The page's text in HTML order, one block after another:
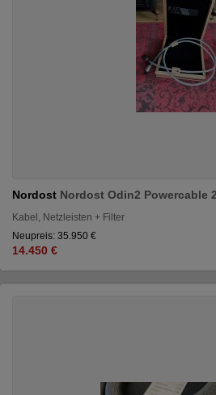
Nordost Nordost Odin2 Powercable
Kabel, Netzleisten + Filter
Neupreis: 35.950 €
14.450 €